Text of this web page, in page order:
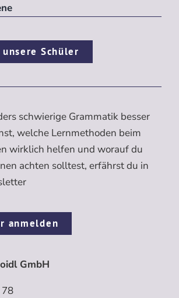
unsere Schüler
schwierige Grammatik besser
welche Lernmethoden beim
wirklich helfen und worauf du
achten solltest, erfährst du in
anmelden
GmbH